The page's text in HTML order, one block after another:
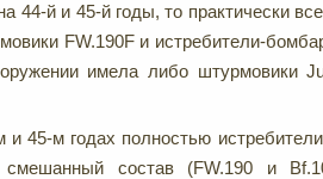
й и 45-й годы, то практически
FW.190F и истребители-
имела либо штурмовики
45-м годах полностью
смешанный состав (FW.190 и